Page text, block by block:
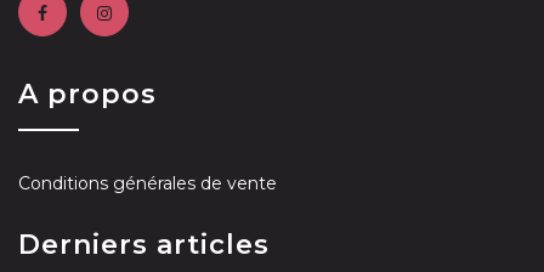
A propos
Conditions générales de vente
Derniers articles